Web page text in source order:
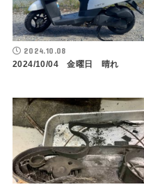
2024.10.08
2024/10/04 金曜日 晴れ